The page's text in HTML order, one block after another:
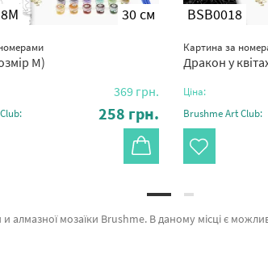
30 см
M)
369 грн.
258 грн.
BSB0018
Картина за
Дракон у
Ціна:
Brushme Art Club:
якістю. Весь асортимент категорії «Картини за номерами» сертифікований та підтверджений досвідом клієнтів. Золотий повний місяць (Розмір L), Африканка ©